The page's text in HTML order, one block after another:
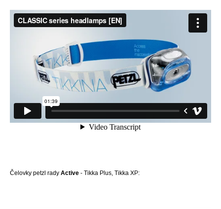
Čelovky petzl rady Active - Tikka Plus, Tikka XP: